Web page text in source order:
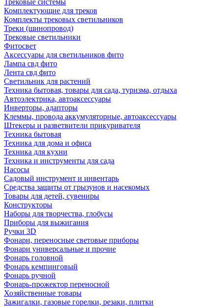
Трековые системы
Комплектующие для треков
Комплекты трековых светильников
Треки (шинопровод)
Трековые светильники
Фитосвет
Аксессуары для светильников фито
Лампа свд фито
Лента свд фито
Светильник для растений
Техника бытовая, товары для сада, туризма, отдыха
Автоэлектрика, автоаксессуары
Инверторы, адапторы
Клеммы, провода аккумуляторные, автоаксессуары
Штекеры и разветвители прикуривателя
Техника бытовая
Техника для дома и офиса
Техника для кухни
Техника и инструменты для сада
Насосы
Садовый инструмент и инвентарь
Средства защиты от грызунов и насекомых
Товары для детей, сувениры
Конструкторы
Наборы для творчества, глобусы
Приборы для выжигания
Ручки 3D
Фонари, переносные световые приборы
Фонари универсальные и прочие
Фонарь головной
Фонарь кемпинговый
Фонарь ручной
Фонарь-прожектор переносной
Хозяйственные товары
Зажигалки, газовые горелки, резаки, плитки